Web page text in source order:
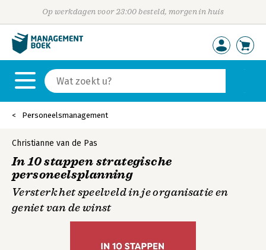
Op werkdagen voor 23:00 besteld, morgen in huis
Personeelsmanagement
Christianne van de Pas
In 10 stappen strategische
personeelsplanning
Versterk het speelveld in je organisatie en
geniet van de winst